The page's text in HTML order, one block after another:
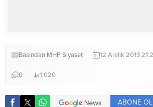
Basından MHPSiyaset 12 Aralık 2013
0 1.020
ABONE OL